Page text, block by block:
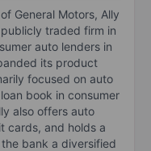
General Motors, Ally
traded firm in
auto lenders in
its product
focused on auto
book in consumer
also offers auto
cards, and holds a
bank a diversified